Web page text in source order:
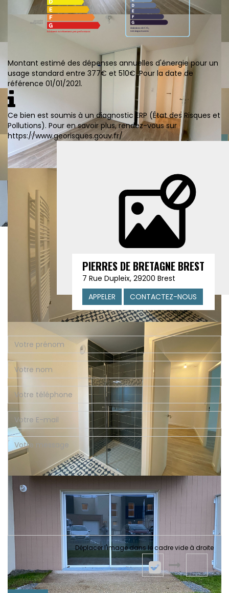
Montant estimé des dépenses annuelles d'énergie pour un
usage standard entre 377€ et 510€. Pour la date de
référence 01/01/2021.
Ce bien est soumis à un diagnostic ERP (État des Risques et
Pollutions). Pour en savoir plus, rendez-vous sur
https://www.georisques.gouv.fr/
PIERRES DE BRETAGNE BREST
7 Rue Dupleix, 29200 Brest
APPELER
CONTACTEZ-NOUS
Déplacer l'image dans le cadre vide à droite